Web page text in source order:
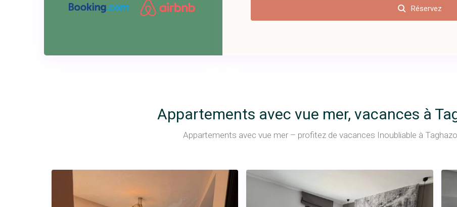
Réservez
Appartements avec vue mer, vacances à
Appartements avec vue mer – profitez de vacances Inoubliable à